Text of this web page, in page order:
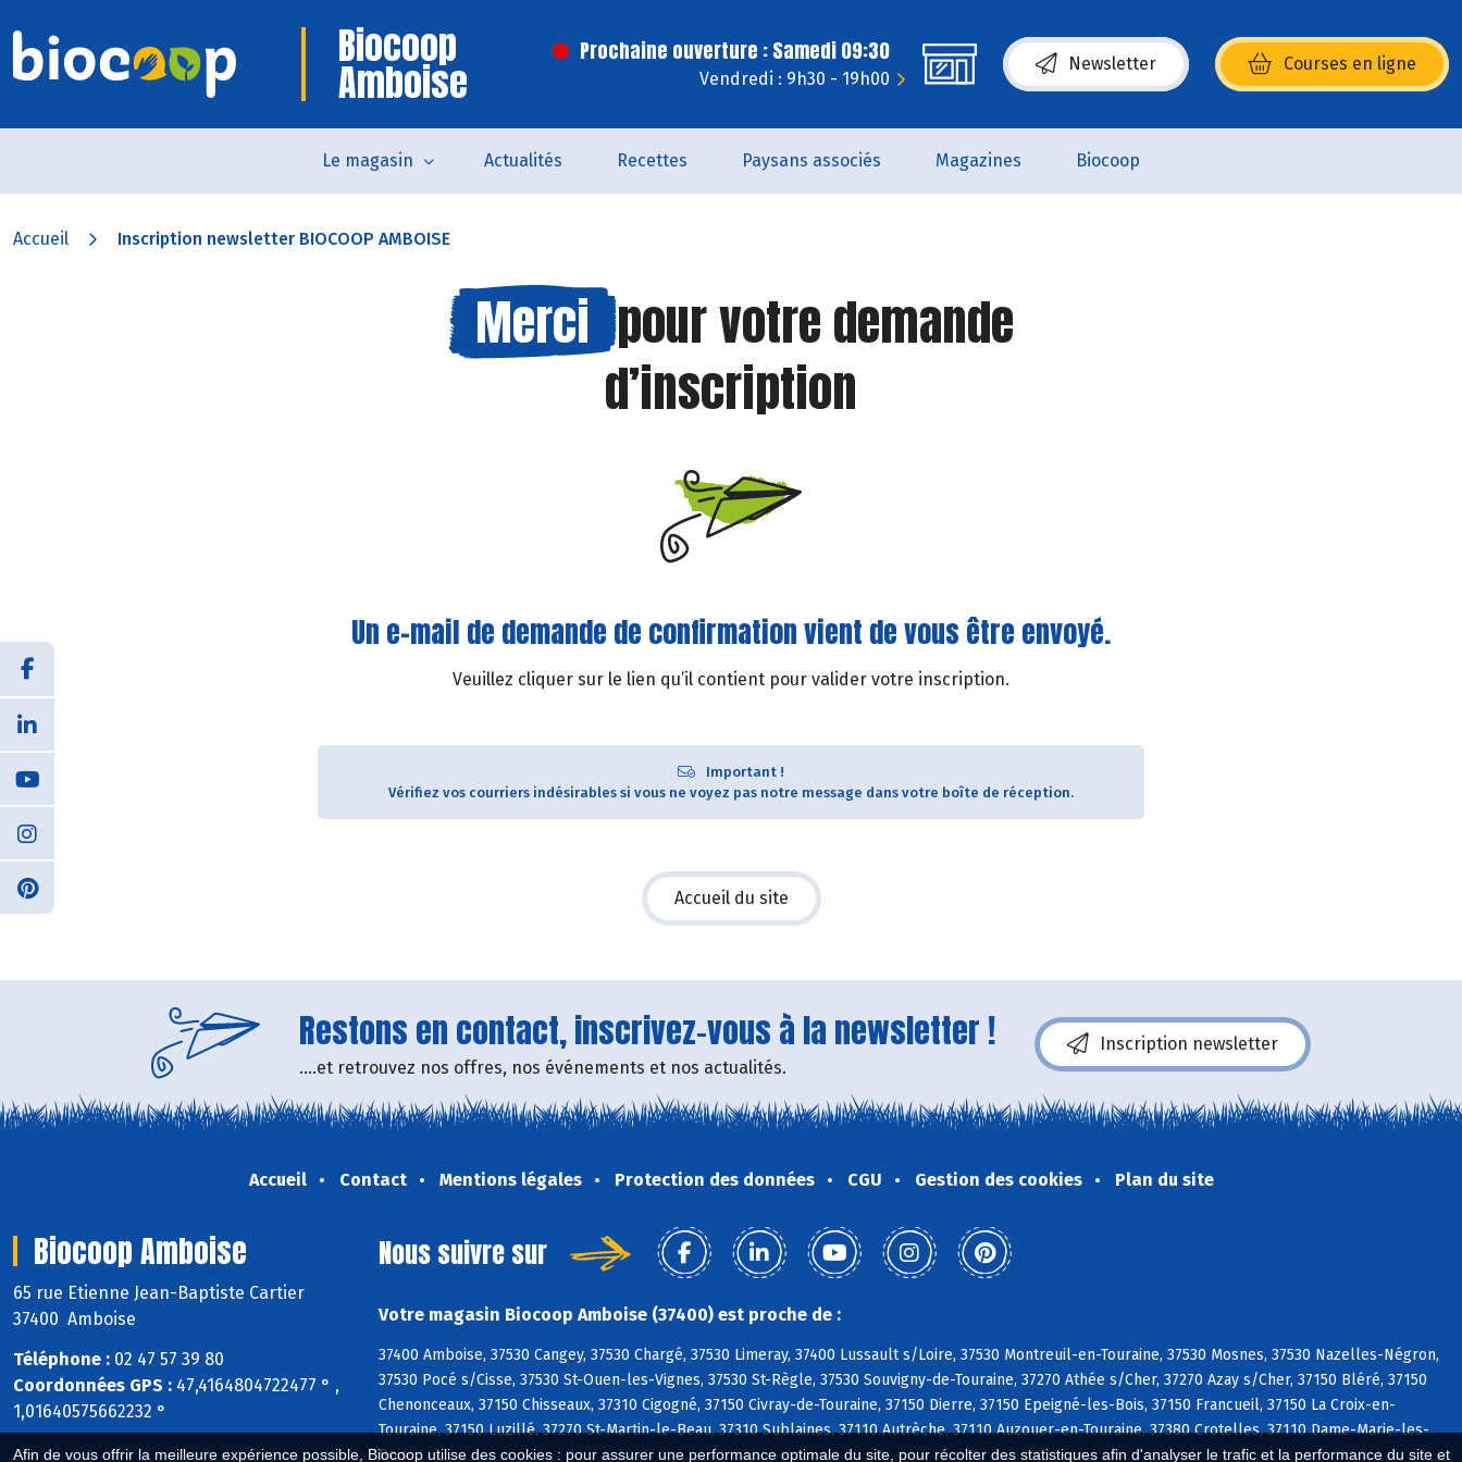
Afin de vous offrir la meilleure expérience possible, Biocoop utilise des cookies : pour assurer une performance optimale du site, pour récolter des statistiques afin d'analyser le trafic et la performance du site et
Biocoop
Amboise
Prochaine ouverture : Samedi 09:30
Vendredi : 9h30 - 19h00
Newsletter Courses en ligne
(s’ouvre dans une nouvelle fenêtre)
Le magasin Actualités Recettes Paysans associés Magazines Biocoop
Accueil Inscription newsletter BIOCOOP AMBOISE
Merci pour votre demande
d’inscription
Un e-mail de demande de confirmation vient de vous être envoyé.
Veuillez cliquer sur le lien qu’il contient pour valider votre inscription.
Important !
Vérifiez vos courriers indésirables si vous ne voyez pas notre message dans votre boîte de réception.
Accueil du site
Restons en contact, inscrivez-vous à la newsletter !
....et retrouvez nos offres, nos événements et nos actualités.
Inscription newsletter
Accueil Contact Mentions légales Protection des données CGU Gestion des cookies Plan du site
Biocoop Amboise
65 rue Etienne Jean-Baptiste Cartier
37400 Amboise
Téléphone : 02 47 57 39 80
Coordonnées GPS : 47,4164804722477 ° ,
1,01640575662232 °
Nous suivre sur
Votre magasin Biocoop Amboise (37400) est proche de :
37400 Amboise, 37530 Cangey, 37530 Chargé, 37530 Limeray, 37400 Lussault s/Loire, 37530 Montreuil-en-Touraine, 37530 Mosnes, 37530 Nazelles-Négron,
37530 Pocé s/Cisse, 37530 St-Ouen-les-Vignes, 37530 St-Règle, 37530 Souvigny-de-Touraine, 37270 Athée s/Cher, 37270 Azay s/Cher, 37150 Bléré, 37150
Chenonceaux, 37150 Chisseaux, 37310 Cigogné, 37150 Civray-de-Touraine, 37150 Dierre, 37150 Epeigné-les-Bois, 37150 Francueil, 37150 La Croix-en-
Touraine, 37150 Luzillé, 37270 St-Martin-le-Beau, 37310 Sublaines, 37110 Autrèche, 37110 Auzouer-en-Touraine, 37380 Crotelles, 37110 Dame-Marie-les-
Bois